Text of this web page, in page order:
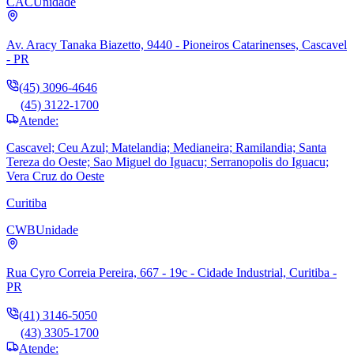
Av. Aracy Tanaka Biazetto, 9440 - Pioneiros Catarinenses, Cascavel
- PR
(45) 3096-4646
(45) 3122-1700
Atende:
Cascavel; Ceu Azul; Matelandia; Medianeira; Ramilandia; Santa
Tereza do Oeste; Sao Miguel do Iguacu; Serranopolis do Iguacu;
Vera Cruz do Oeste
Curitiba
CWBUnidade
Rua Cyro Correia Pereira, 667 - 19c - Cidade Industrial, Curitiba -
PR
(41) 3146-5050
(43) 3305-1700
Atende: